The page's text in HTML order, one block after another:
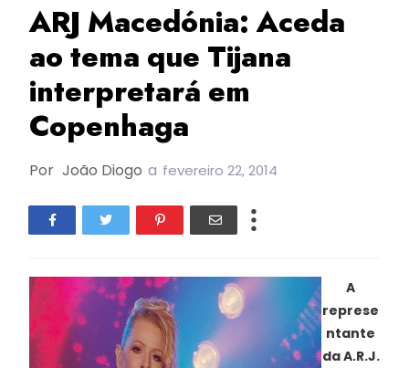
ARJ Macedónia: Aceda
ao tema que Tijana
interpretará em
Copenhaga
Por João Diogo a fevereiro 22, 2014
A
represe
ntante
da A.R.J.